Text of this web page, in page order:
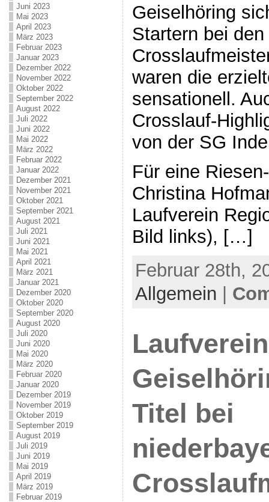
Juni 2023
Mai 2023
April 2023
März 2023
Februar 2023
Januar 2023
Dezember 2022
November 2022
Oktober 2022
September 2022
August 2022
Juli 2022
Juni 2022
Mai 2022
März 2022
Februar 2022
Januar 2022
Dezember 2021
November 2021
Oktober 2021
September 2021
August 2021
Juli 2021
Juni 2021
Mai 2021
April 2021
März 2021
Januar 2021
Dezember 2020
Oktober 2020
September 2020
August 2020
Juli 2020
Juni 2020
Mai 2020
März 2020
Februar 2020
Januar 2020
Dezember 2019
November 2019
Oktober 2019
September 2019
August 2019
Juli 2019
Juni 2019
Mai 2019
April 2019
März 2019
Februar 2019
Geiselhöring
Startern bei
waren die
sensationell.
Crosslauf-
von der SG
Für eine
Christina
Laufverein
Bild links), […]
Februar 28th,
Allgemein
Titel bei